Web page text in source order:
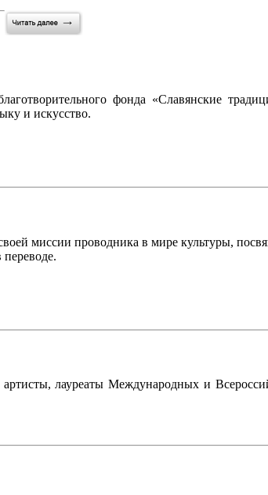
фонда «Славянские
и искусство.
миссии проводника в мире культуры,
лауреаты Международных и